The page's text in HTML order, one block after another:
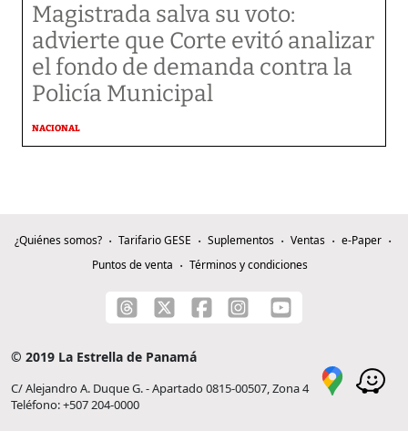
Magistrada salva su voto:
advierte que Corte evitó analizar
el fondo de demanda contra la
Policía Municipal
NACIONAL
¿Quiénes somos? Tarifario GESE Suplementos Ventas
e-Paper
Puntos de venta
Términos y condiciones
© 2019 La Estrella de Panamá
C/ Alejandro A. Duque G. - Apartado 0815-00507, Zona 4
Teléfono: +507 204-0000